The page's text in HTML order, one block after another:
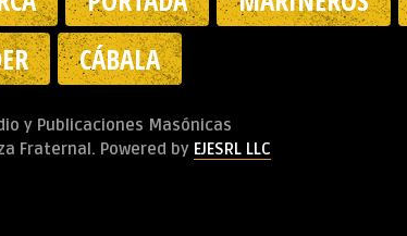
CÁBALA
y Publicaciones Masónicas
Fraternal. Powered by EJESRL LLC